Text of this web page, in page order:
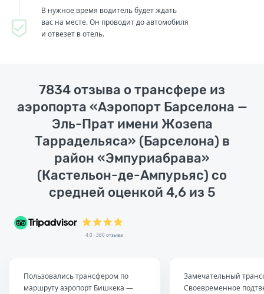
В нужное время водитель будет ждать
вас на месте. Он проводит до автомобиля
и отвезет в отель.
7834 отзыва о трансфере из
аэропорта «Аэропорт Барселона —
Эль-Прат имени Жозепа
Таррадельяса» (Барселона) в
район «Эмпуриабрава»
(Кастельон-де-Ампурьяс) со
средней оценкой 4,6 из 5
4.0 · 380 отзыва
Пользовались трансфером по
маршруту аэропорт Бишкека —
Замечательный
Своевременное